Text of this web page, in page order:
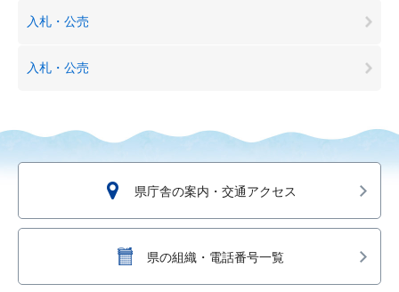
入札・公売
入札・公売
県庁舎の案内・交通アクセス
県の組織・電話番号一覧